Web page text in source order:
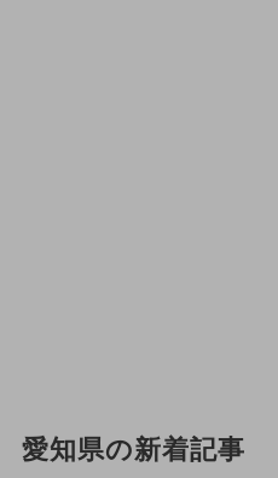
愛知県の新着記事